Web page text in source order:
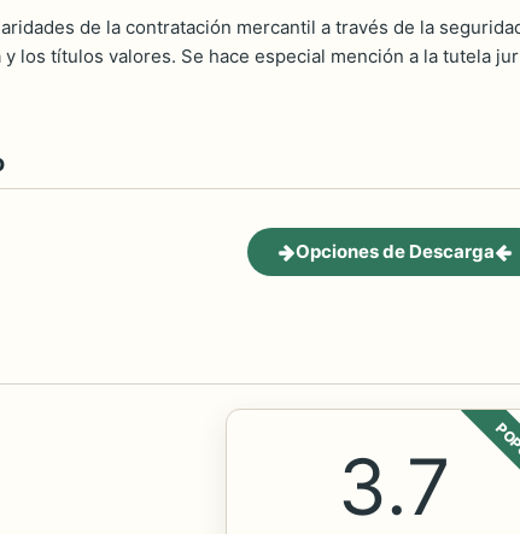
de la contratación mercantil a través de la
los títulos valores. Se hace especial mención a la tutela
Opciones de Descarga
3.7